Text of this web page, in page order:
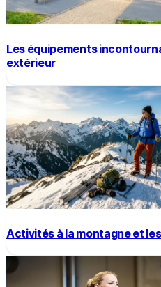
Les équipements
extérieur
Activités à la montagne et